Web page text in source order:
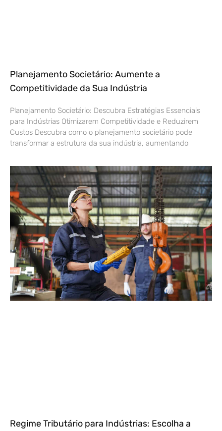
Planejamento Societário: Aumente a
Competitividade da Sua Indústria
Planejamento Societário: Descubra Estratégias Essenciais
para Indústrias Otimizarem Competitividade e Reduzirem
Custos Descubra como o planejamento societário pode
transformar a estrutura da sua indústria, aumentando
Regime Tributário para Indústrias: Escolha a